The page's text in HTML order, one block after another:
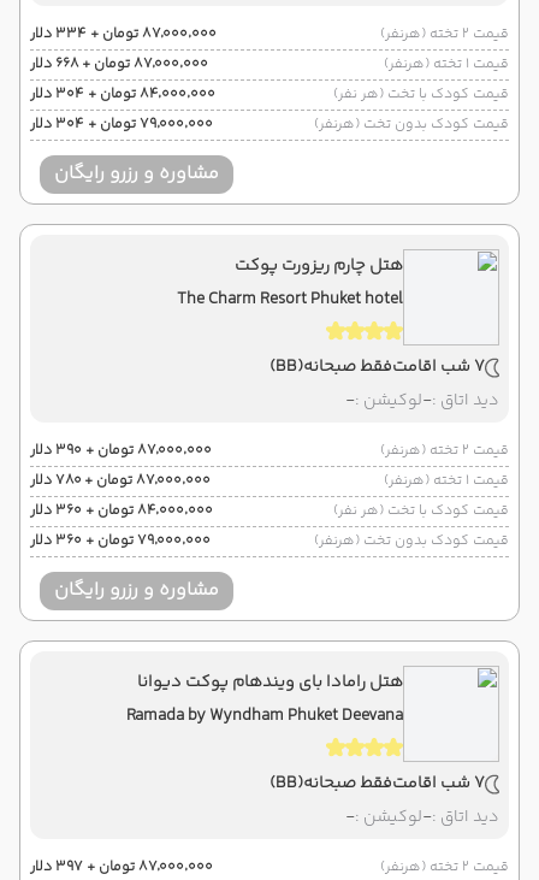
قیمت 2 تخته (هرنفر)
۸۷٬۰۰۰٬۰۰۰ تومان + ۳۳۴ دلار
قیمت 1 تخته (هرنفر)
۸۷٬۰۰۰٬۰۰۰ تومان + ۶۶۸ دلار
قیمت کودک با تخت (هر نفر)
۸۴٬۰۰۰٬۰۰۰ تومان + ۳۰۴ دلار
قیمت کودک بدون تخت (هرنفر)
۷۹٬۰۰۰٬۰۰۰ تومان + ۳۰۴ دلار
مشاوره و رزرو رایگان
هتل چارم ریزورت پوکت
The Charm Resort Phuket hotel
7 شب اقامت فقط صبحانه(BB)
دید اتاق :-لوکیشن :-
قیمت 2 تخته (هرنفر)
۸۷٬۰۰۰٬۰۰۰ تومان + ۳۹۰ دلار
قیمت 1 تخته (هرنفر)
۸۷٬۰۰۰٬۰۰۰ تومان + ۷۸۰ دلار
قیمت کودک با تخت (هر نفر)
۸۴٬۰۰۰٬۰۰۰ تومان + ۳۶۰ دلار
قیمت کودک بدون تخت (هرنفر)
۷۹٬۰۰۰٬۰۰۰ تومان + ۳۶۰ دلار
مشاوره و رزرو رایگان
هتل رامادا بای ویندهام پوکت دیوانا
Ramada by Wyndham Phuket Deevana
7 شب اقامت فقط صبحانه(BB)
دید اتاق :-لوکیشن :-
قیمت 2 تخته (هرنفر)
۸۷٬۰۰۰٬۰۰۰ تومان + ۳۹۷ دلار